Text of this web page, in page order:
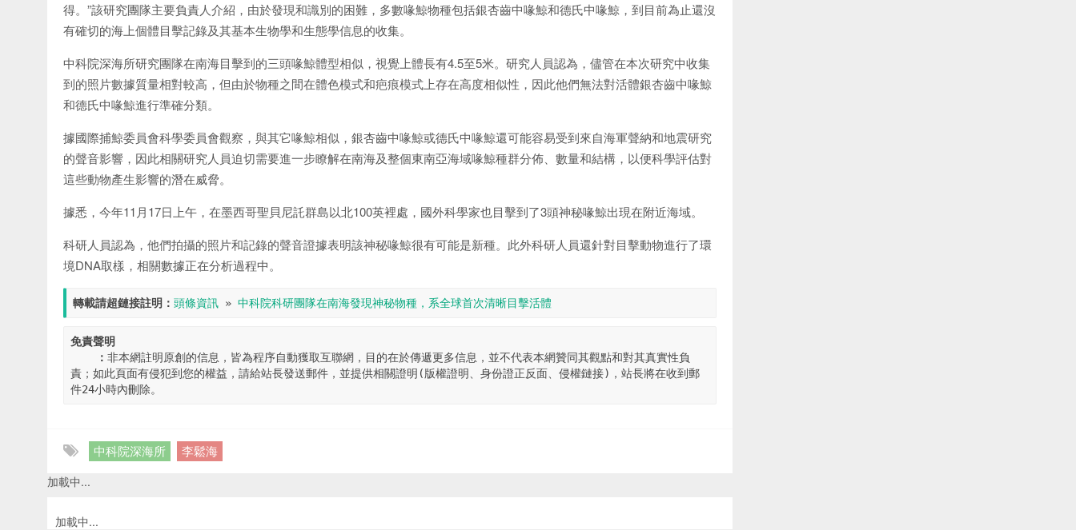
得。”該研究團隊主要負責人介紹，由於發現和識別的困難，多數喙鯨物種包括銀杏齒中喙鯨和德氏中喙鯨，到目前為止還沒
有確切的海上個體目擊記錄及其基本生物學和生態學信息的收集。
中科院深海所研究團隊在南海目擊到的三頭喙鯨體型相似，視覺上體長有4.5至5米。研究人員認為，儘管在本次研究中收集
到的照片數據質量相對較高，但由於物種之間在體色模式和疤痕模式上存在高度相似性，因此他們無法對活體銀杏齒中喙鯨
和德氏中喙鯨進行準確分類。
據國際捕鯨委員會科學委員會觀察，與其它喙鯨相似，銀杏齒中喙鯨或德氏中喙鯨還可能容易受到來自海軍聲納和地震研究
的聲音影響，因此相關研究人員迫切需要進一步瞭解在南海及整個東南亞海域喙鯨種群分佈、數量和結構，以便科學評估對
這些動物產生影響的潛在威脅。
據悉，今年11月17日上午，在墨西哥聖貝尼託群島以北100英裡處，國外科學家也目擊到了3頭神秘喙鯨出現在附近海域。
科研人員認為，他們拍攝的照片和記錄的聲音證據表明該神秘喙鯨很有可能是新種。此外科研人員還針對目擊動物進行了環
境DNA取樣，相關數據正在分析過程中。
轉載請超鏈接註明： 頭條資訊 » 中科院科研團隊在南海發現神秘物種，系全球首次清晰目擊活體
免責聲明
    ：
非本網註明原創的信息，皆為程序自動獲取互聯網，目的在於傳遞更多信息，並不代表本網贊同其觀點和對其真實性負
責；如此頁面有侵犯到您的權益，請給站長發送郵件，並提供相關證明(版權證明、身份證正反面、侵權鏈接)，站長將在收到郵
件24小時內刪除。
中科院深海所 李鬆海
加載中...
加載中...